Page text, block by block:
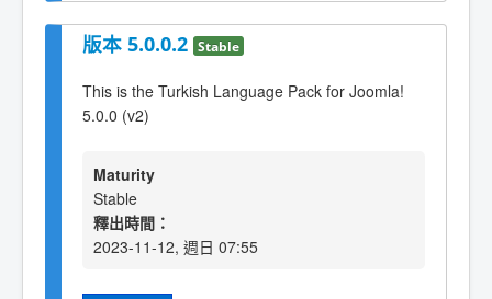
版本 5.0.0.2 Stable
This is the Turkish Language Pack for Joomla!
5.0.0 (v2)
Maturity
Stable
釋出時間：
2023-11-12, 週日 07:55